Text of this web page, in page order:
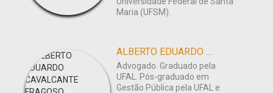
Maria (UFSM).
ALBERTO EDUARDO CAVALCANTE FRAGOSO
Advogado. Graduado pela
UFAL. Pós-graduado em
Gestão Pública pela UFAL e